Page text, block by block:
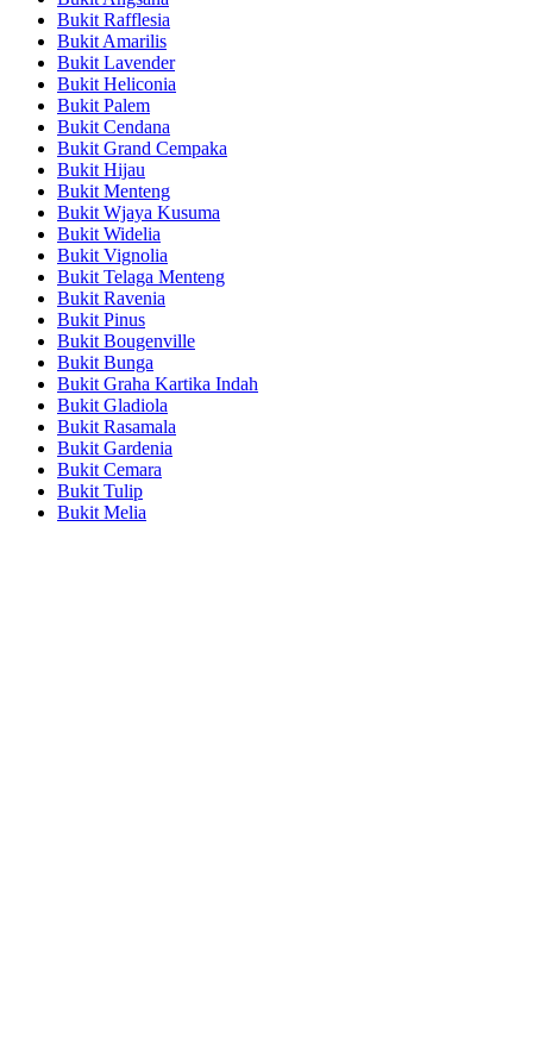
Bukit Rafflesia
Bukit Amarilis
Bukit Lavender
Bukit Heliconia
Bukit Palem
Bukit Cendana
Bukit Grand Cempaka
Bukit Hijau
Bukit Menteng
Bukit Wjaya Kusuma
Bukit Widelia
Bukit Vignolia
Bukit Telaga Menteng
Bukit Ravenia
Bukit Pinus
Bukit Bougenville
Bukit Bunga
Bukit Graha Kartika Indah
Bukit Gladiola
Bukit Rasamala
Bukit Gardenia
Bukit Cemara
Bukit Tulip
Bukit Melia